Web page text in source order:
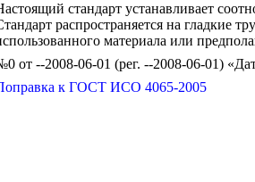
стандарт устанавливает
распространяется на гладкие
материала или
от --2008-06-01 (рег. --2008-06-01)
к ГОСТ ИСО 4065-2005